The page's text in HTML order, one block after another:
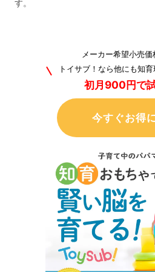
す。
メーカー希望小売
トイサブ！なら他にも知
初月900円で
今すぐお得